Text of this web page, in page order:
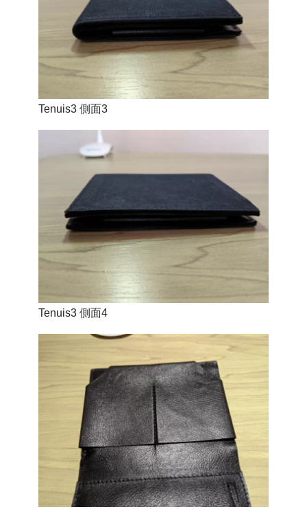
Tenuis3 側面3
Tenuis3 側面4